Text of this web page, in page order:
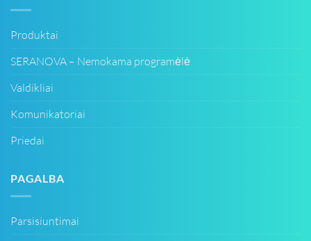
Produktai
SERANOVA – Nemokama programėlė
Valdikliai
Komunikatoriai
Priedai
PAGALBA
Parsisiuntimai